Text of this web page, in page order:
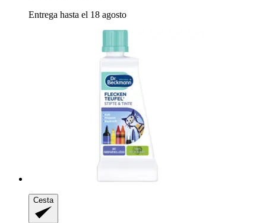
Entrega hasta el 18 agosto
Cesta